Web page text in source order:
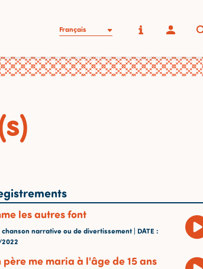
Français
les autres font
chanson narrative ou de divertissement | DATE :
père me maria à l'âge de 15 ans